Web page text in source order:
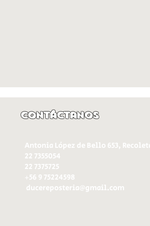
Contáctanos
Antonia López de Bello 653,
22 7355054
22 7375725
+56 9 75224598
ducereposteria@gmail.com